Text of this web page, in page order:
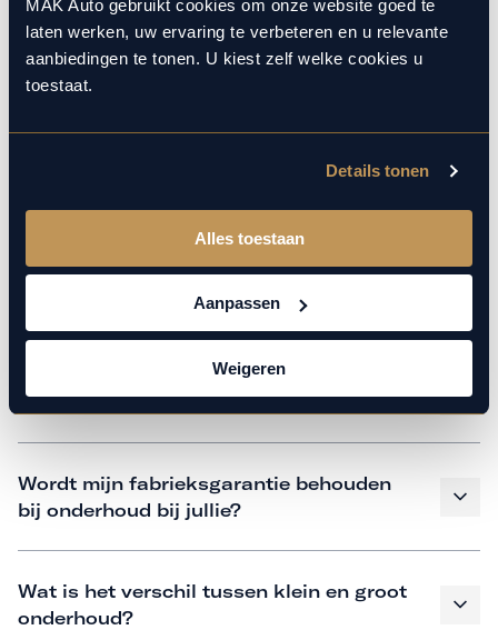
MAK Auto gebruikt cookies om onze website goed te
laten werken, uw ervaring te verbeteren en u relevante
aanbiedingen te tonen. U kiest zelf welke cookies u
toestaat.
Details tonen
Alles toestaan
Aanpassen
Weigeren
verzorgen het onderhoud op hetzelfde niveau als een
merkdealer, met behoud van de fabrieksgarantie. Kom
gerust langs in onze werkplaats voor een APK of een
Hoe weet ik welk onderhoud mijn
auto nodig heeft en wanneer?
Is vervangend vervoer mogelijk?
Wordt mijn fabrieksgarantie behouden
bij onderhoud bij jullie?
Wat is het verschil tussen klein en groot
onderhoud?